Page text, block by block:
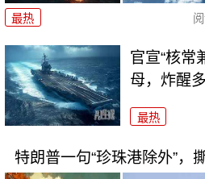
最热
官宣“核常
母，炸醒
最热
特朗普一句“珍珠港除外”，